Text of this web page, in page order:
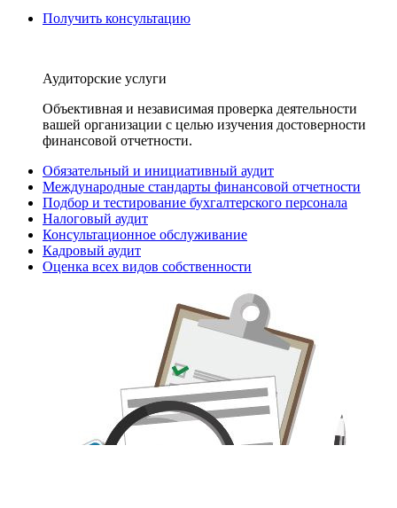
Получить консультацию
Аудиторские услуги
Объективная и независимая проверка деятельности
вашей организации с целью изучения достоверности
финансовой отчетности.
Обязательный и инициативный аудит
Международные стандарты финансовой отчетности
Подбор и тестирование бухгалтерского персонала
Налоговый аудит
Консультационное обслуживание
Кадровый аудит
Оценка всех видов собственности